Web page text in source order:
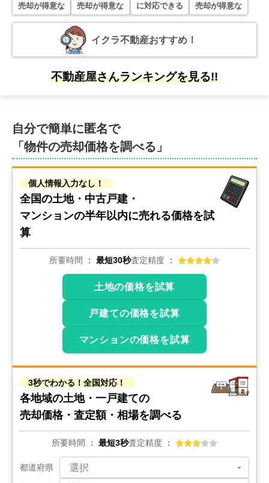
売却が得意な
売却が得意な
に対応できる
売却が得意な
イクラ不動産おすすめ！
不動産屋さんランキングを見る!!
自分で簡単に匿名で
「物件の売却価格を調べる」
個人情報入力なし！
全国の土地・中古戸建・
マンションの半年以内に売れる価格を試
算
所要時間 最短30秒査定精度
土地の価格を試算
戸建ての価格を試算
マンションの価格を試算
3秒でわかる！全国対応！
各地域の土地・一戸建ての
売却価格・査定額・相場を調べる
所要時間 最短3秒査定精度
都道府県